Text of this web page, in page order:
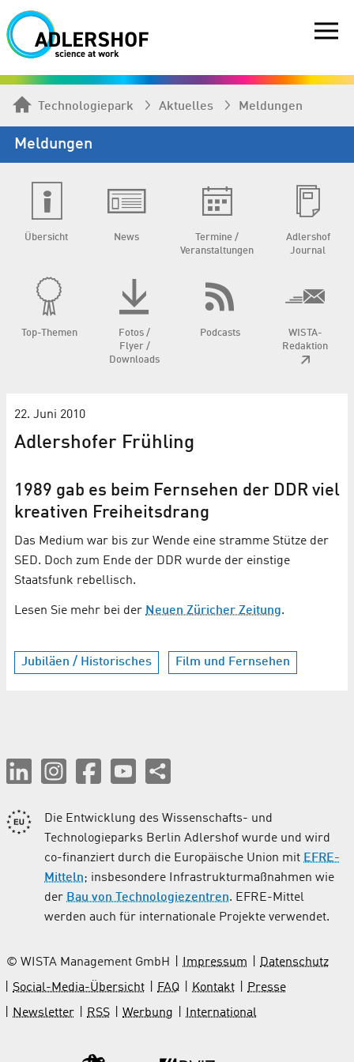
Technologiepark Aktuelles Meldungen
Meldungen
Übersicht News
Termine /
Veranstaltungen
Adlershof
Journal
Top-Themen
Fotos /
Flyer /
Downloads
Podcasts
WISTA-
Redaktion
22. Juni 2010
Adlershofer Frühling
1989 gab es beim Fernsehen der DDR viel
kreativen Freiheitsdrang
Das Medium war bis zur Wende eine stramme Stütze der
SED. Doch zum Ende der DDR wurde der einstige
Staatsfunk rebellisch.
Lesen Sie mehr bei der Neuen Züricher Zeitung.
Jubiläen / Historisches Film und Fernsehen
Die Entwicklung des Wissenschafts- und
Technologieparks Berlin Adlershof wurde und wird
co-finanziert durch die Europäische Union mit EFRE-
Mitteln; insbesondere Infrastrukturmaßnahmen wie
der Bau von Technologiezentren. EFRE-Mittel
werden auch für internationale Projekte verwendet.
© WISTA Management GmbH Impressum
Datenschutz
Social-Media-Übersicht
FAQ Kontakt
Presse
Newsletter
RSS Werbung International